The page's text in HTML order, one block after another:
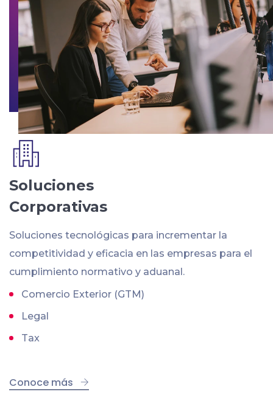
Soluciones
Corporativas
Soluciones tecnológicas para incrementar la
competitividad y eficacia en las empresas para el
cumplimiento normativo y aduanal.
Comercio Exterior (GTM)
Legal
Tax
Conoce más